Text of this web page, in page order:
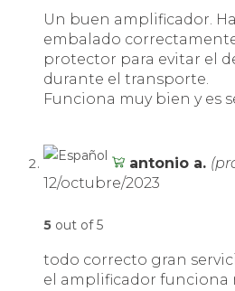
Un buen amplificador.
embalado
protector para evitar el
durante el transporte.
Funciona muy bien y es
antonio a.
12/octubre/2023
5 out of 5
todo correcto gran
el amplificador funciona